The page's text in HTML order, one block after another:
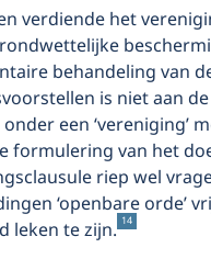
verdiende het
behandeling van
is niet aan
een ‘vereniging’
formulering van het
riep wel
‘openbare orde’
leken te zijn. 14